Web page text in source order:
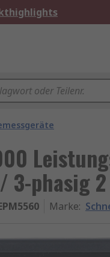
3-phasig
Marke: